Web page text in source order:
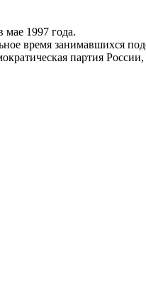
мае 1997 года.
время занимавшихся
партия